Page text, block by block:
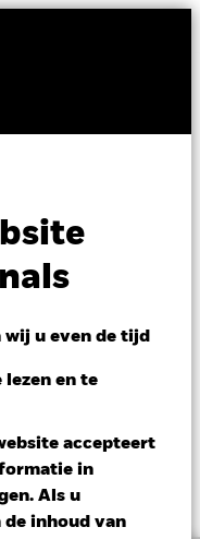
u even de tijd
en te
accepteert
in
Als u
inhoud van